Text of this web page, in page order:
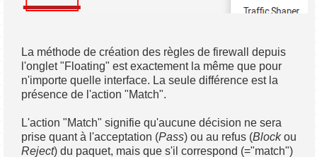
La méthode de création des règles de firewall depuis
l'onglet "Floating" est exactement la même que pour
n'importe quelle interface. La seule différence est la
présence de l'action "Match".
L'action "Match" signifie qu'aucune décision ne sera
prise quant à l'acceptation (Pass) ou au refus (Blockou
Reject) du paquet, mais que s'il correspond (="match")